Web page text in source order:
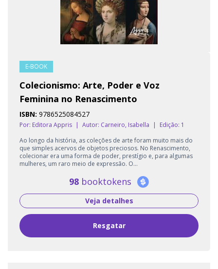
E-BOOK
Colecionismo: Arte, Poder e Voz
Feminina no Renascimento
ISBN: 9786525084527
Por: Editora Appris Autor: Carneiro, Isabella
Edição: 1
Ao longo da história, as coleções de arte foram muito mais do
que simples acervos de objetos preciosos. No Renascimento,
colecionar era uma forma de poder, prestígio e, para algumas
mulheres, um raro meio de expressão. O...
98 booktokens
Veja detalhes
Resgatar